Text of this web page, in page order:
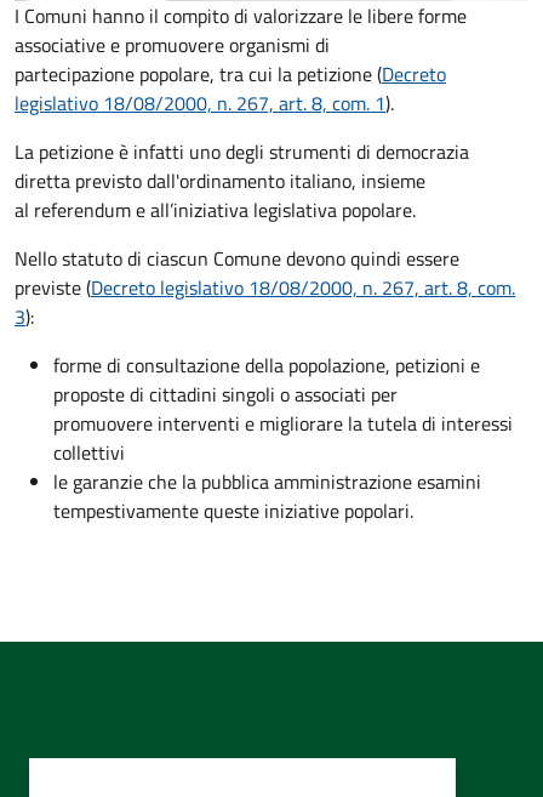
I Comuni hanno il compito di valorizzare le libere forme
associative e promuovere organismi di
partecipazione popolare, tra cui la petizione (Decreto
legislativo 18/08/2000, n. 267, art. 8, com. 1).
La petizione è infatti uno degli strumenti di democrazia
diretta previsto dall'ordinamento italiano, insieme
al referendum e all’iniziativa legislativa popolare.
Nello statuto di ciascun Comune devono quindi essere
previste (Decreto legislativo 18/08/2000, n. 267, art. 8, com.
3):
forme di consultazione della popolazione, petizioni e
proposte di cittadini singoli o associati per
promuovere interventi e migliorare la tutela di interessi
collettivi
le garanzie che la pubblica amministrazione esamini
tempestivamente queste iniziative popolari.